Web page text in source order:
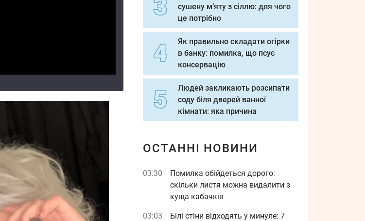
сушену м’яту з сіллю: для чого
це потрібно
Як правильно складати огірки
в банку: помилка, що псує
консервацію
Людей закликають розсипати
соду біля дверей ванної
кімнати: яка причина
ОСТАННІ НОВИНИ
03:30
Помилка обійдеться дорого:
скільки листя можна видалити з
куща кабачків
03:03
Білі стіни відходять у минуле: 7